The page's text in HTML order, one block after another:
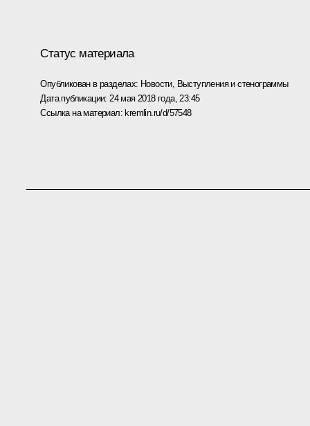
Статус материала
Опубликован в разделах: Новости, Выступления и стенограммы
Дата публикации: 24 мая 2018 года, 23:45
Ссылка на материал: kremlin.ru/d/57548